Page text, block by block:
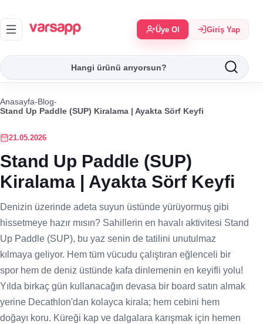
Üye Ol Giriş Yap
Anasayfa-Blog-
Stand Up Paddle (SUP) Kiralama | Ayakta Sörf Keyfi
21.05.2026
Stand Up Paddle (SUP)
Kiralama | Ayakta Sörf Keyfi
Denizin üzerinde adeta suyun üstünde yürüyormuş gibi
hissetmeye hazır mısın? Sahillerin en havalı aktivitesi Stand
Up Paddle (SUP), bu yaz senin de tatilini unutulmaz
kılmaya geliyor. Hem tüm vücudu çalıştıran eğlenceli bir
spor hem de deniz üstünde kafa dinlemenin en keyifli yolu!
Yılda birkaç gün kullanacağın devasa bir board satın almak
yerine Decathlon'dan kolayca kirala; hem cebini hem
doğayı koru. Küreği kap ve dalgalara karışmak için hemen